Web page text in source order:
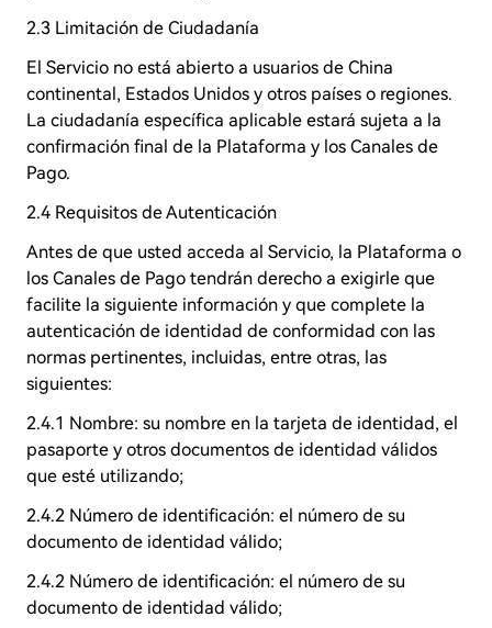
2.3 Limitación de Ciudadanía
El Servicio no está abierto a usuarios de China
continental, Estados Unidos y otros países o regiones.
La ciudadanía específica aplicable estará sujeta a la
confirmación final de la Plataforma y los Canales de
Pago.
2.4 Requisitos de Autenticación
Antes de que usted acceda al Servicio, la Plataforma o
los Canales de Pago tendrán derecho a exigirle que
facilite la siguiente información y que complete la
autenticación de identidad de conformidad con las
normas pertinentes, incluidas, entre otras, las
siguientes:
2.4.1 Nombre: su nombre en la tarjeta de identidad, el
pasaporte y otros documentos de identidad válidos
que esté utilizando;
2.4.2 Número de identificación: el número de su
documento de identidad válido;
2.4.2 Número de identificación: el número de su
documento de identidad válido;